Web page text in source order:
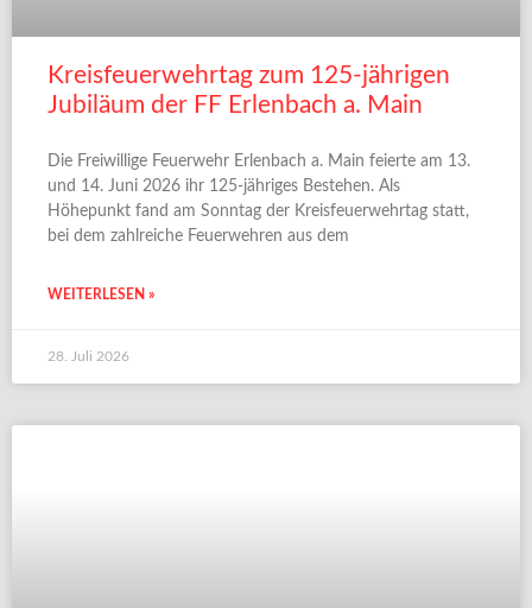
Kreisfeuerwehrtag zum 125-jährigen
Jubiläum der FF Erlenbach a. Main
Die Freiwillige Feuerwehr Erlenbach a. Main feierte am 13.
und 14. Juni 2026 ihr 125-jähriges Bestehen. Als
Höhepunkt fand am Sonntag der Kreisfeuerwehrtag statt,
bei dem zahlreiche Feuerwehren aus dem
WEITERLESEN »
28. Juli 2026